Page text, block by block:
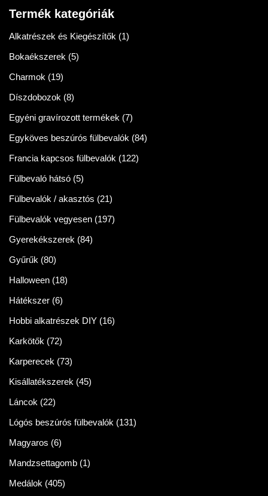
Termék kategóriák
Alkatrészek és Kiegészítők (1)
Bokaékszerek (5)
Charmok (19)
Díszdobozok (8)
Egyéni gravírozott termékek (7)
Egyköves beszúrós fülbevalók (84)
Francia kapcsos fülbevalók (122)
Fülbevaló hátsó (5)
Fülbevalók / akasztós (21)
Fülbevalók vegyesen (197)
Gyerekékszerek (84)
Gyűrűk (80)
Halloween (18)
Hátékszer (6)
Hobbi alkatrészek DIY (16)
Karkötők (72)
Karperecek (73)
Kisállatékszerek (45)
Láncok (22)
Lógós beszúrós fülbevalók (131)
Magyaros (6)
Mandzsettagomb (1)
Medálok (405)